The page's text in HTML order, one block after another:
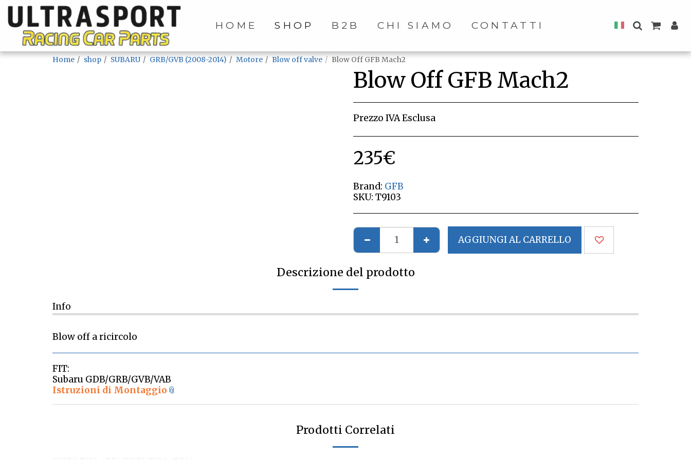
HOME SHOP B2B CHI SIAMO CONTATTI
Home shop SUBARU GRB/GVB (2008-2014) Motore Blow off valve Blow Off GFB Mach2
Blow Off GFB Mach2
Prezzo IVA Esclusa
235€
Brand: GFB
SKU: T9103
AGGIUNGI AL CARRELLO
Descrizione del prodotto
Info
Blow off a ricircolo
FIT:
Subaru GDB/GRB/GVB/VAB
Istruzioni di Montaggio
Prodotti Correlati